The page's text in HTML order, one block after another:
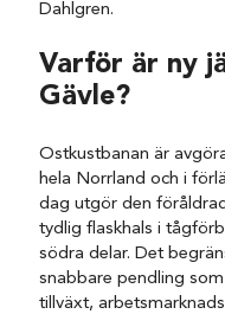
Dahlgren.
Varför är ny
Gävle?
Ostkustbanan är
hela Norrland och i
dag utgör den
tydlig flaskhals i
södra delar. Det
snabbare pendling
tillväxt,